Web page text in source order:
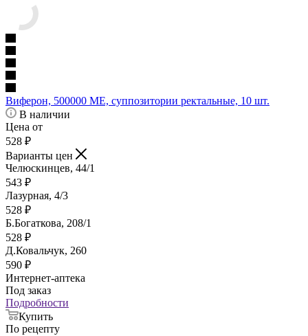
Виферон, 500000 МЕ, суппозитории ректальные, 10 шт.
В наличии
Цена от
528 ₽
Варианты цен
Челюскинцев, 44/1
543 ₽
Лазурная, 4/3
528 ₽
Б.Богаткова, 208/1
528 ₽
Д.Ковальчук, 260
590 ₽
Интернет-аптека
Под заказ
Подробности
Купить
По рецепту